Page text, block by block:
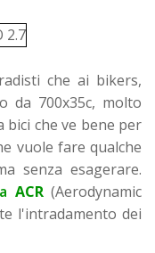
che ai bikers,
da 700x35c, molto
che ve bene per
vuole fare qualche
senza esagerare.
ACR(Aerodynamic
l'intradamento dei